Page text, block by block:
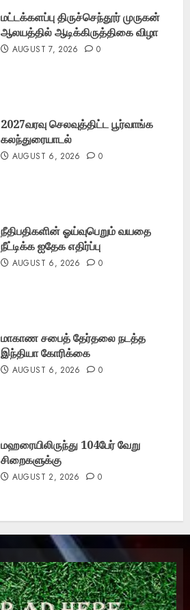
மட்டக்களப்பு திருச்செந்தூர் முருகன்
ஆலயத்தில் ஆடிக்கிருத்திகை விழா
AUGUST 7, 2026 0
2027வரவு செலவுத்திட்ட பூர்வாங்க
கலந்துரையாடல்
AUGUST 6, 2026 0
நீதிபதிகளின் ஓய்வுபெறும் வயதை
நீட்டிக்க ஐதேக எதிர்ப்பு
AUGUST 6, 2026 0
மாகாண சபைத் தேர்தலை நடத்த
இந்தியா கோரிக்கை
AUGUST 6, 2026 0
மஹரையிலிருந்து 104பேர் வேறு
சிறைகளுக்கு
AUGUST 2, 2026 0